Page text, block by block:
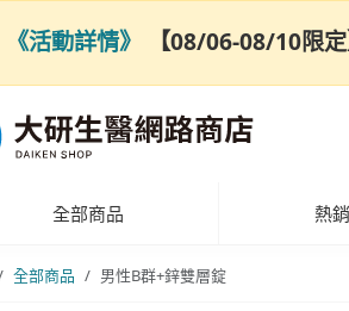
全部商品 熱
全部商品 男性B群+鋅雙層錠
《活動詳情》 【08/06-08/10限